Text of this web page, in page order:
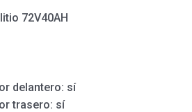
72V40AH
delantero: sí
trasero: sí